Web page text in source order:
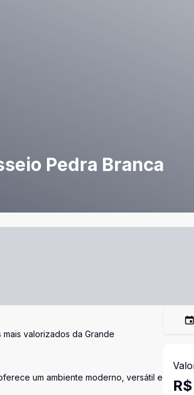
Pedra Branca
valorizados da Grande
um ambiente moderno, versátil e